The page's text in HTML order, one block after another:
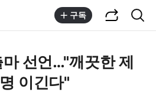
구독
선언…"깨끗한 제
이긴다"